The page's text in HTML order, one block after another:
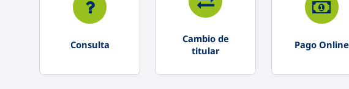
Consulta
Cambio de
titular
Pago Online